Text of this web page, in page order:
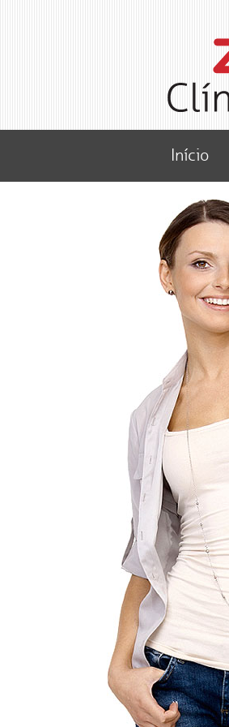
Início